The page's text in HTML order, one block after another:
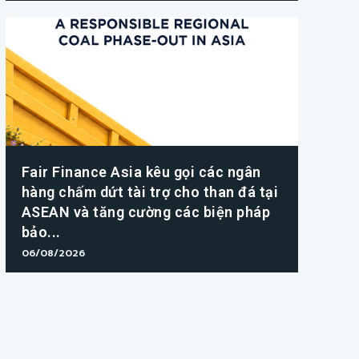
Fair Finance Asia kêu gọi các ngân
hàng chấm dứt tài trợ cho than đá tại
ASEAN và tăng cường các biện pháp
bảo...
06/08/2026